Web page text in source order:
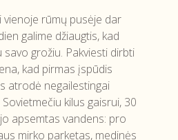
vienoje rūmų pusėje dar
galime džiaugtis, kad
grožiu. Pakviesti dirbti
kad pirmas įspūdis
atrodė negailestingai
kilus gaisrui, 30
apsemtas vandens: pro
mirko parketas, medinės